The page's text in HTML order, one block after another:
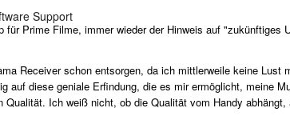
Support
für Prime Filme, immer wieder der Hinweis auf "zukünftiges
Receiver schon entsorgen, da ich mittlerweile keine Lust
auf diese geniale Erfindung, die es mir ermöglicht, meine
Qualität. Ich weiß nicht, ob die Qualität vom Handy